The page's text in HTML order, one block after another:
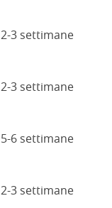
2-3 settimane
2-3 settimane
5-6 settimane
2-3 settimane